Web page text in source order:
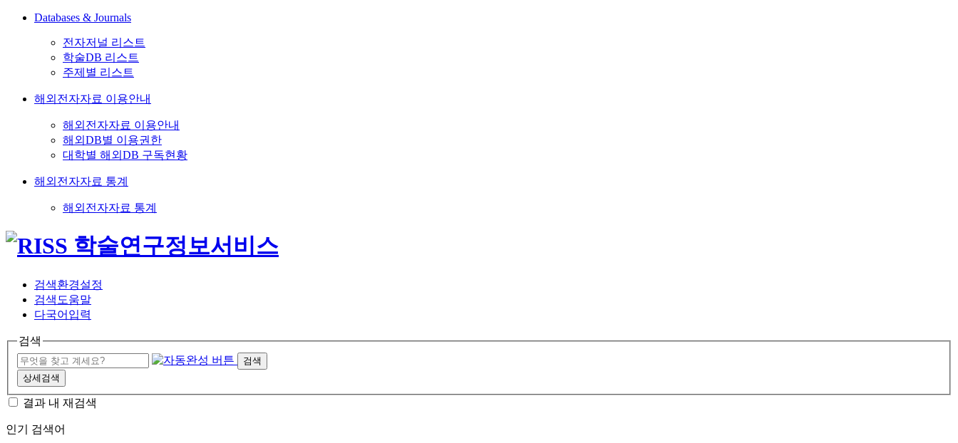
Databases & Journals
전자저널 리스트
학술DB 리스트
주제별 리스트
해외전자자료 이용안내
해외전자자료 이용안내
해외DB별 이용권한
대학별 해외DB 구독현황
해외전자자료 통계
해외전자자료 통계
검색환경설정
검색도움말
다국어입력
검색
검색
상세검색
결과 내 재검색
인기 검색어